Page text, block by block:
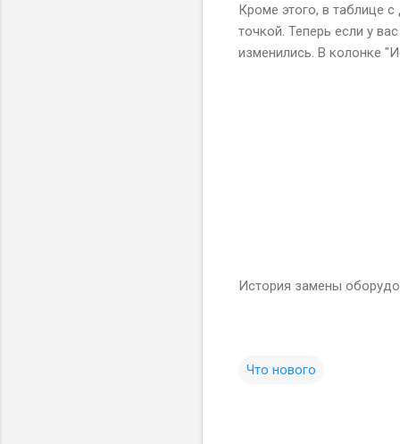
Кроме этого, в таблице
точкой. Теперь если у
изменились. В колонке
История замены
Что нового